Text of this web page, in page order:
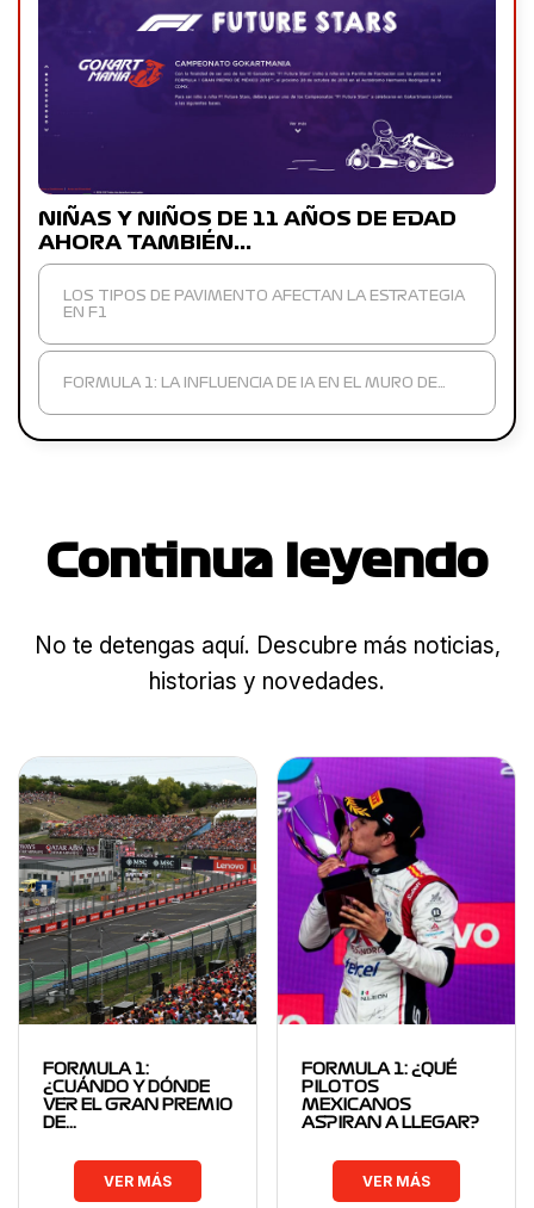
NIÑAS Y NIÑOS DE 11 AÑOS DE EDAD
AHORA TAMBIÉN…
LOS TIPOS DE PAVIMENTO AFECTAN LA ESTRATEGIA
EN F1
FORMULA 1: LA INFLUENCIA DE IA EN EL MURO DE…
Continua leyendo
No te detengas aquí. Descubre más noticias,
historias y novedades.
FORMULA 1:
¿CUÁNDO Y DÓNDE
VER EL GRAN PREMIO
DE…
VER MÁS
FORMULA 1: ¿QUÉ
PILOTOS
MEXICANOS
ASPIRAN A LLEGAR?
VER MÁS